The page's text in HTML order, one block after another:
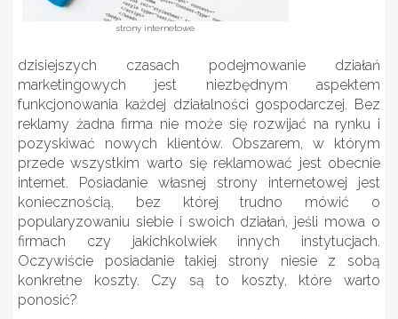
strony internetowe
dzisiejszych czasach podejmowanie działań
marketingowych jest niezbędnym aspektem
funkcjonowania każdej działalności gospodarczej. Bez
reklamy żadna firma nie może się rozwijać na rynku i
pozyskiwać nowych klientów. Obszarem, w którym
przede wszystkim warto się reklamować jest obecnie
internet. Posiadanie własnej strony internetowej jest
koniecznością, bez której trudno mówić o
popularyzowaniu siebie i swoich działań, jeśli mowa o
firmach czy jakichkolwiek innych instytucjach.
Oczywiście posiadanie takiej strony niesie z sobą
konkretne koszty. Czy są to koszty, które warto
ponosić?